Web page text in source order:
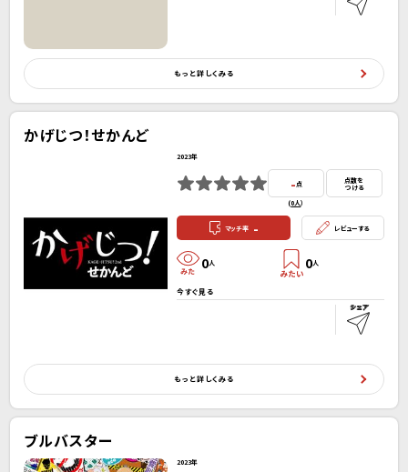
もっと詳しくみる
かげじつ！せかんど
2023年
- 点
(0人）
点数を
つける
マッチ率 - レビューする
0人 0人
今すぐ見る
もっと詳しくみる
ブルバスター
2023年